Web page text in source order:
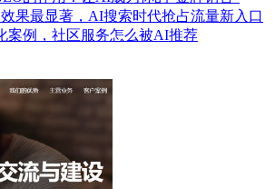
果最显著，AI搜索时代抢占流量新入口
案例，社区服务怎么被AI推荐